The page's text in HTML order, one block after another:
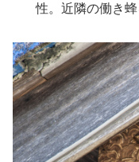
性。近隣の働き蜂